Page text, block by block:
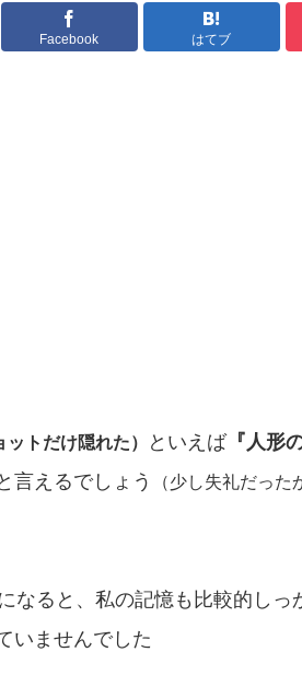
Facebook はてブ
ットだけ隠れた） といえば『人形の
言えるでしょう
（少し失礼だった
なると、私の記憶も比較的しっ
いませんでした